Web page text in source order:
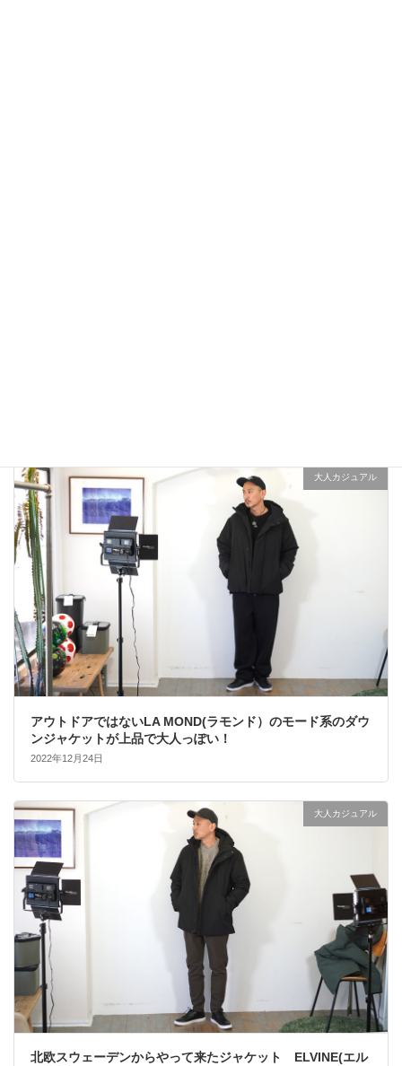
大人カジュアル
アウトドアではないLA MOND(ラモンド）のモード系のダウ
ンジャケットが上品で大人っぽい！
2022年12月24日
大人カジュアル
北欧スウェーデンからやって来たジャケット ELVINE(エル